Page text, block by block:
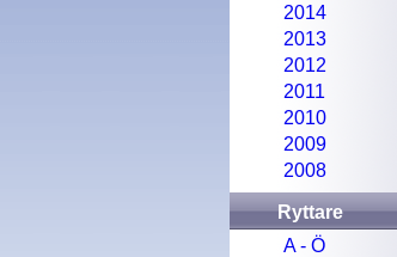
2014
2013
2012
2011
2010
2009
2008
Ryttare
A - Ö